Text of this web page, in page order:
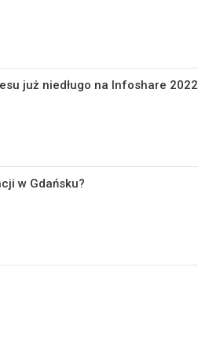
już niedługo na Infoshare 2022
w Gdańsku?